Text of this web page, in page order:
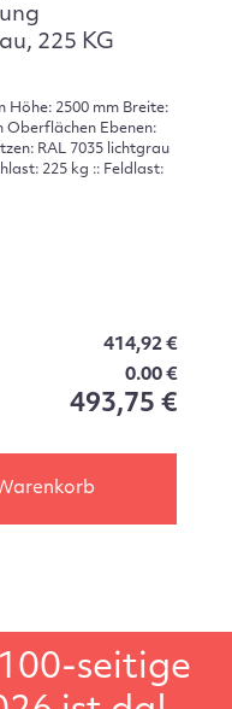
225 KG
Höhe: 2500 mm Breite:
Oberflächen Ebenen:
RAL 7035 lichtgrau
225 kg :: Feldlast:
414,92 €
0.00 €
493,75 €
seitige